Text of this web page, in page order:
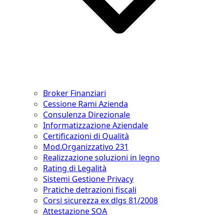
Broker Finanziari
Cessione Rami Azienda
Consulenza Direzionale
Informatizzazione Aziendale
Certificazioni di Qualità
Mod.Organizzativo 231
Realizzazione soluzioni in legno
Rating di Legalità
Sistemi Gestione Privacy
Pratiche detrazioni fiscali
Corsi sicurezza ex dlgs 81/2008
Attestazione SOA